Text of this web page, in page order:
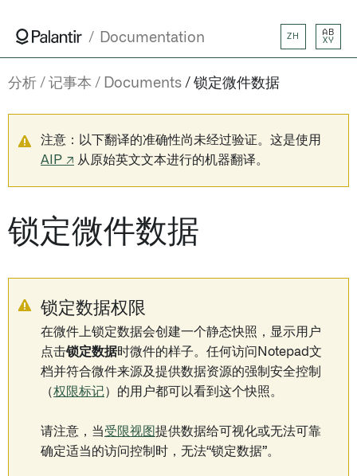
Documentation ZH
AB
XY
分析 记事本 Documents 锁定微件数据
注意：以下翻译的准确性尚未经过验证。这是使用
AIP ↗ 从原始英文文本进行的机器翻译。
锁定微件数据
锁定数据权限
在微件上锁定数据会创建一个静态快照，显示用户
点击锁定数据时微件的样子。任何访问Notepad文
档并符合微件来源及提供数据资源的强制安全控制
（权限标记）的用户都可以看到这个快照。
请注意，当受限视图 提供数据给可视化或无法可靠
确定适当的访问控制时，无法“锁定数据”。